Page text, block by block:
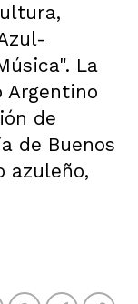
La
Argentino
de
de Buenos
azuleño,